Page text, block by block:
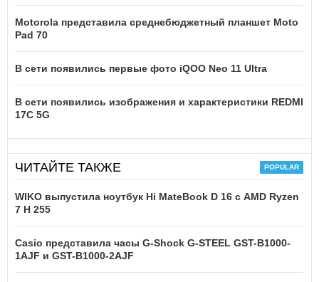
Motorola представила среднебюджетный планшет Moto
Pad 70
В сети появились первые фото iQOO Neo 11 Ultra
В сети появились изображения и характеристики REDMI
17C 5G
ЧИТАЙТЕ ТАКЖЕ
WIKO выпустила ноутбук Hi MateBook D 16 с AMD Ryzen
7 H 255
Casio представила часы G-Shock G-STEEL GST-B1000-
1AJF и GST-B1000-2AJF